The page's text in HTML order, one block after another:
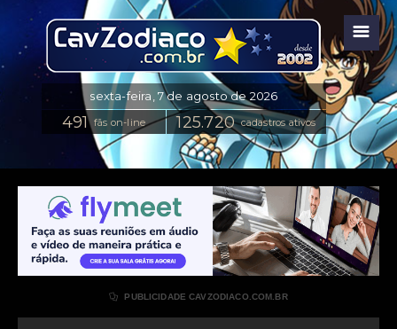
☰
fãs on-line cadastros ativos
 PUBLICIDADE CAVZODIACO.COM.BR